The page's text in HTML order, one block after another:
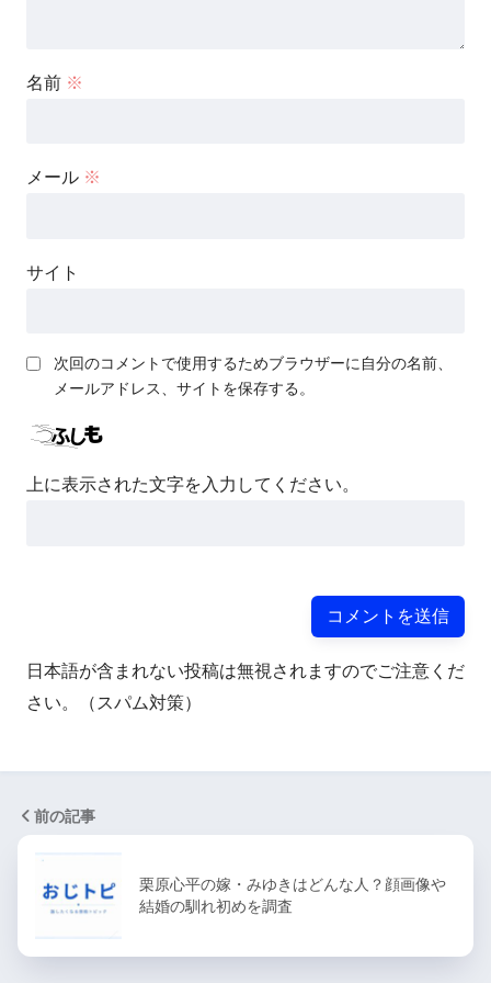
名前 ※
メール ※
サイト
次回のコメントで使用するためブラウザーに自分の名前、
メールアドレス、サイトを保存する。
上に表示された文字を入力してください。
日本語が含まれない投稿は無視されますのでご注意くだ
さい。（スパム対策）
前の記事
栗原心平の嫁・みゆきはどんな人？顔画像や
結婚の馴れ初めを調査